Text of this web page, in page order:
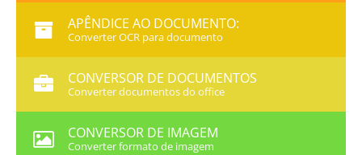
APÊNDICE AO DOCUMENTO:
Converter OCR para documento
CONVERSOR DE DOCUMENTOS
Converter documentos do office
CONVERSOR DE IMAGEM
Converter formato de imagem